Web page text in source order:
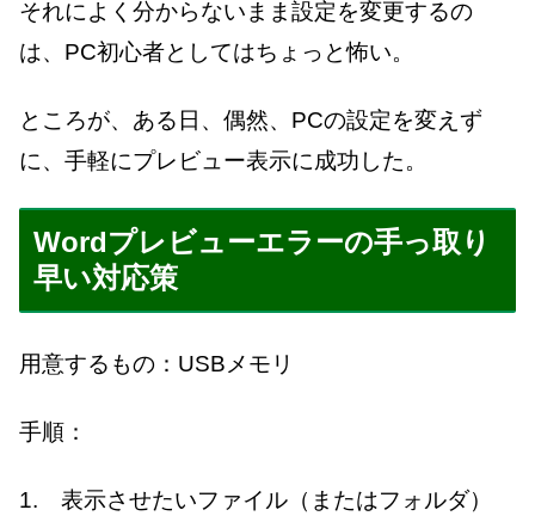
それによく分からないまま設定を変更するの
は、PC初心者としてはちょっと怖い。
ところが、ある日、偶然、PCの設定を変えず
に、手軽にプレビュー表示に成功した。
Wordプレビューエラーの手っ取り
早い対応策
用意するもの：USBメモリ
手順：
1. 表示させたいファイル（またはフォルダ）